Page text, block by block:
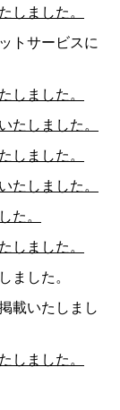
しました。
トサービスに
しました。
たしました。
しました。
たしました。
た。
しました。
ました。
載いたしまし
しました。